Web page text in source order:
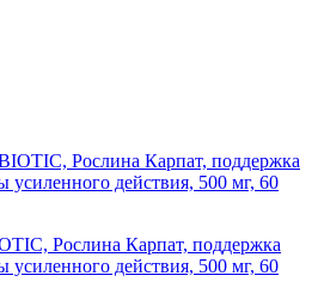
Рослина Карпат, поддержка
действия, 500 мг, 60